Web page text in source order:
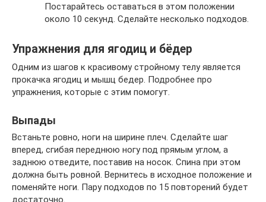
Постарайтесь оставаться в этом положении
около 10 секунд. Сделайте несколько подходов.
Упражнения для ягодиц и бёдер
Одним из шагов к красивому стройному телу является
прокачка ягодиц и мышц бедер. Подробнее про
упражнения, которые с этим помогут.
Выпады
Встаньте ровно, ноги на ширине плеч. Сделайте шаг
вперед, сгибая переднюю ногу под прямым углом, а
заднюю отведите, поставив на носок. Спина при этом
должна быть ровной. Вернитесь в исходное положение и
поменяйте ноги. Пару подходов по 15 повторений будет
достаточно.